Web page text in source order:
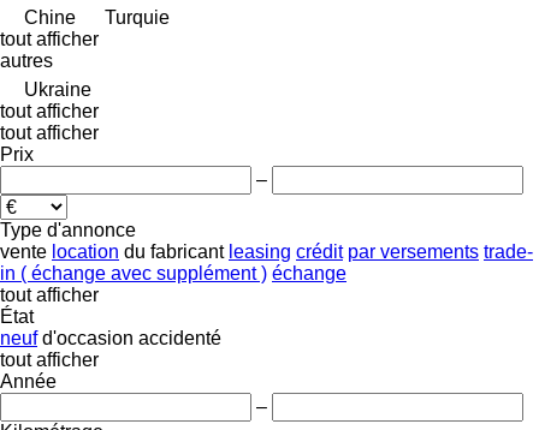
Chine
Turquie
tout afficher
autres
Ukraine
tout afficher
tout afficher
Prix
–
Type d'annonce
vente location du fabricant leasing crédit par versements trade-
in ( échange avec supplément ) échange
tout afficher
État
neuf d'occasion accidenté
tout afficher
Année
–